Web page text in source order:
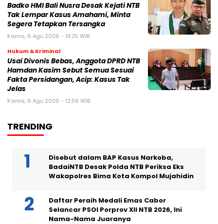
Badko HMI Bali Nusra Desak Kejati NTB
Tak Lempar Kasus Amahami, Minta
Segera Tetapkan Tersangka
Kamis, 6 Agu 2026 - 19:25 WIB
Hukum & Kriminal
Usai Divonis Bebas, Anggota DPRD NTB
Hamdan Kasim Sebut Semua Sesuai
Fakta Persidangan, Acip: Kasus Tak
Jelas
Kamis, 6 Agu 2026 - 12:56 WIB
TRENDING
Disebut dalam BAP Kasus Narkoba,
BadaiNTB Desak Polda NTB Periksa Eks
Wakapolres Bima Kota Kompol Mujahidin
Daftar Peraih Medali Emas Cabor
Selancar PSOI Porprov XII NTB 2026, Ini
Nama-Nama Juaranya